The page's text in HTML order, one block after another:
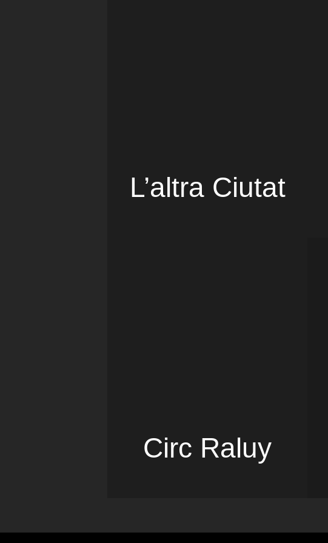
L’altra Ciutat
Circ Raluy